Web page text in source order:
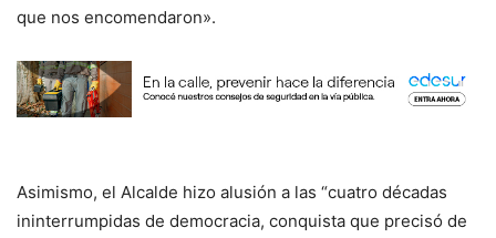
que nos encomendaron».
Asimismo, el Alcalde hizo alusión a las “cuatro décadas
ininterrumpidas de democracia, conquista que precisó de